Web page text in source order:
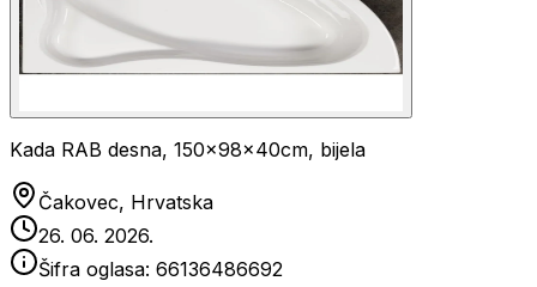
Kada RAB desna, 150x98x40cm, bijela
Čakovec, Hrvatska
26. 06. 2026.
Šifra oglasa: 66136486692